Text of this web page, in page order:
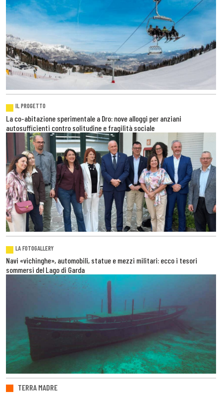
IL PROGETTO
La co-abitazione sperimentale a Dro: nove alloggi per anziani
autosufficienti contro solitudine e fragilità sociale
LA FOTOGALLERY
Navi «vichinghe», automobili, statue e mezzi militari: ecco i tesori
sommersi del Lago di Garda
TERRA MADRE